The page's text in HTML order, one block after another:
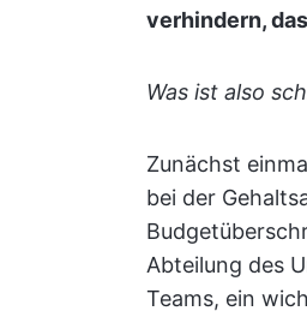
verhindern,
Was ist also
Zunächst
bei der
Abteilung des
Teams, ein